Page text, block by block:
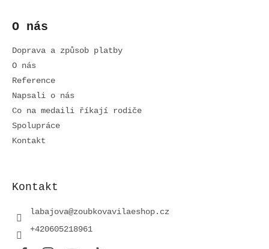
O nás
Doprava a způsob platby
O nás
Reference
Napsali o nás
Co na medaili říkají rodiče
Spolupráce
Kontakt
Kontakt
labajova@zoubkovavilaeshop.cz
+420605218961